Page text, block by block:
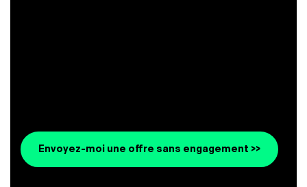
Envoyez-moi une offre sans engagement >>